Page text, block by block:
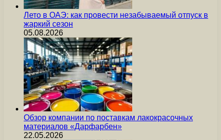
Лето в ОАЭ: как провести незабываемый отпуск в
жаркий сезон
05.08.2026
Обзор компании по поставкам лакокрасочных
материалов «Дарфарбен»
22.05.2026